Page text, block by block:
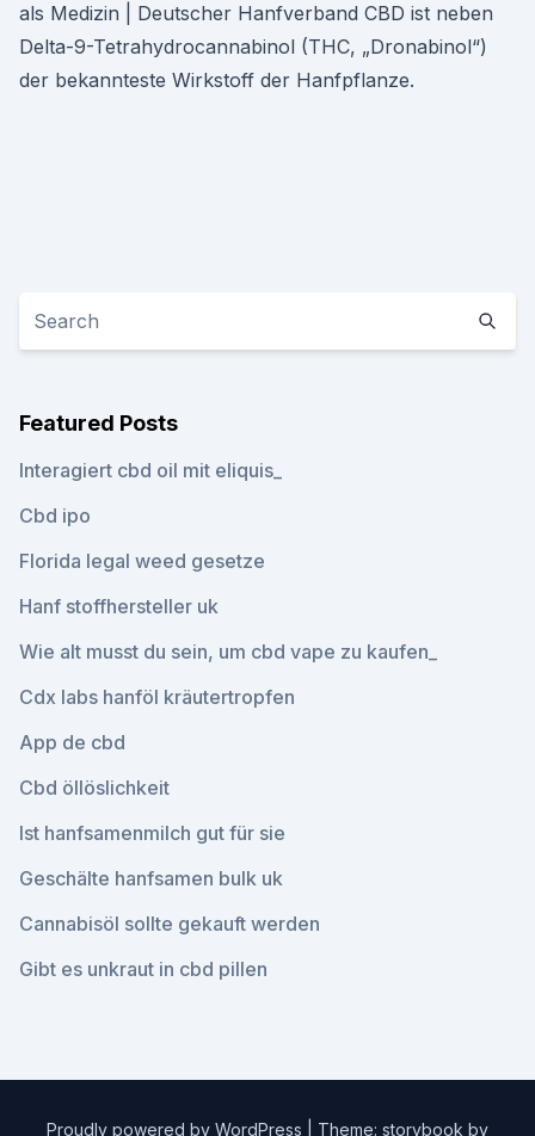
als Medizin | Deutscher Hanfverband CBD ist neben
Delta-9-Tetrahydrocannabinol (THC, „Dronabinol“)
der bekannteste Wirkstoff der Hanfpflanze.
Featured Posts
Interagiert cbd oil mit eliquis_
Cbd ipo
Florida legal weed gesetze
Hanf stoffhersteller uk
Wie alt musst du sein, um cbd vape zu kaufen_
Cdx labs hanföl kräutertropfen
App de cbd
Cbd öllöslichkeit
Ist hanfsamenmilch gut für sie
Geschälte hanfsamen bulk uk
Cannabisöl sollte gekauft werden
Gibt es unkraut in cbd pillen
Proudly powered by WordPress Theme: storybook by